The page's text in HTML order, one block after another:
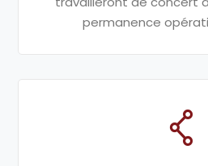
permanence